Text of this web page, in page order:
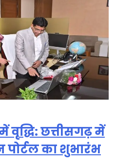
वृद्धि: छत्तीसगढ़ में
का शुभारंभ